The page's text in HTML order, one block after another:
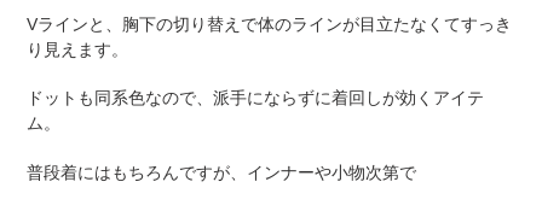
your
cart
Vラインと、胸下の切り替えで体のラインが目立たなくてすっき
り見えます。
ドットも同系色なので、派手にならずに着回しが効くアイテ
ム。
普段着にはもちろんですが、インナーや小物次第で